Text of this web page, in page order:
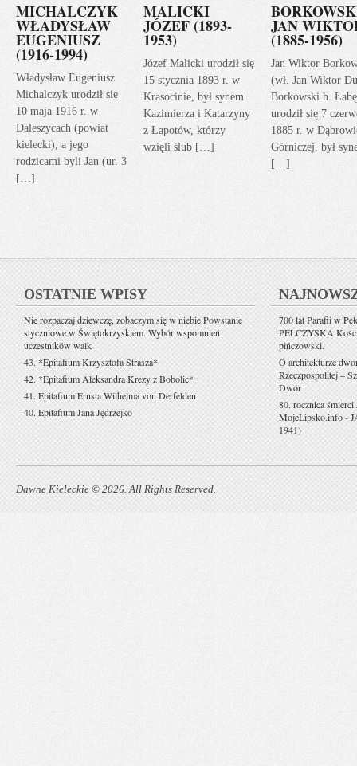
MICHALCZYK
WŁADYSŁAW
EUGENIUSZ
(1916-1994)
Władysław Eugeniusz
Michalczyk urodził się
10 maja 1916 r. w
Daleszycach (powiat
kielecki), a jego
rodzicami byli Jan (ur. 3
[…]
MALICKI
JÓZEF (1893-
1953)
Józef Malicki urodził się
15 stycznia 1893 r. w
Krasocinie, był synem
Kazimierza i Katarzyny
z Łapotów, którzy
wzięli ślub […]
JAN
(1885-1956)
Jan Wiktor
(wł. Jan Wiktor
Borkowski h.
urodził się 7
1885 r. w
Górniczej, był
[…]
OSTATNIE WPISY
Nie rozpaczaj dziewczę, zobaczym się w niebie Powstanie
styczniowe w Świętokrzyskiem. Wybór wspomnień
uczestników walk
43. *Epitafium Krzysztofa Strasza*
42. *Epitafium Aleksandra Krezy z Bobolic*
41. Epitafium Ernsta Wilhelma von Derfelden
40. Epitafium Jana Jędrzejko
700 lat Parafii w
PEŁCZYSKA
pińczowski.
O architekturze
Rzeczpospolitej –
Dwór
80. rocznica
MojeLipsko.info-
1941)
Dawne Kieleckie © 2026. All Rights Reserved.